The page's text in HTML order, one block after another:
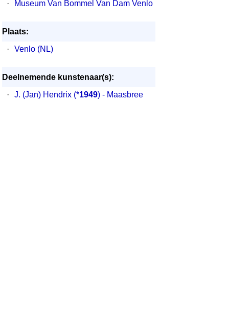
·
Museum Van Bommel Van Dam Venlo
Plaats:
·
Venlo (NL)
Deelnemende kunstenaar(s):
·
J. (Jan) Hendrix (*1949) - Maasbree